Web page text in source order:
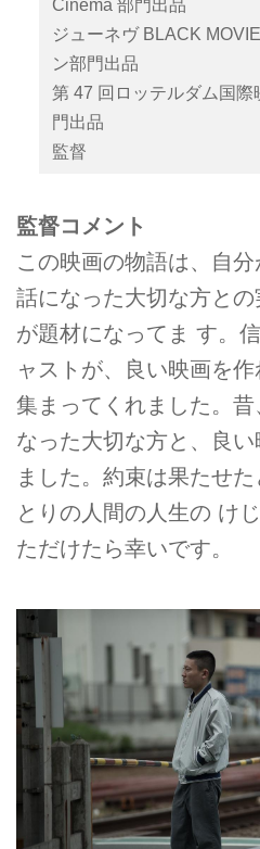
Cinema 部門出品
ジューネヴ BLACK
ン部門出品
第 47 回ロッテルダム国際
門出品
監督
監督コメント
この映画の物語は、自
話になった大切な方と
が題材になってま す。
ャストが、良い映画を
集まってくれました。
なった大切な方と、良
ました。約束は果たせ
とりの人間の人生の け
ただけたら幸いです。